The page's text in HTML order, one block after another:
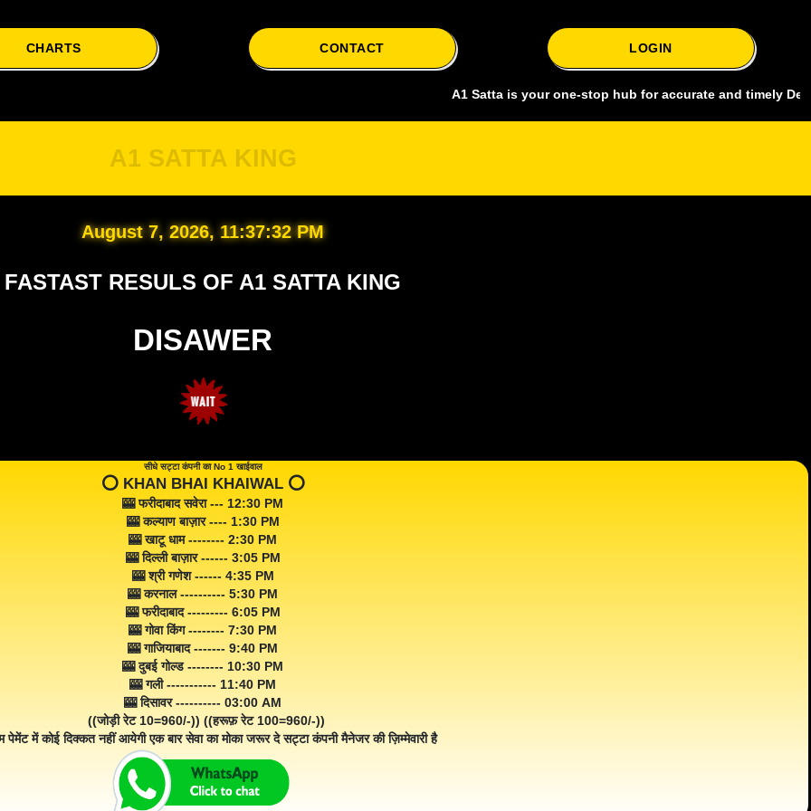
CHARTS CONTACT LOGIN
A1 Satta is your one-stop hub for accurate and timely Delhi
A1 SATTA KING
August 7, 2026, 11:37:33 PM
FASTAST RESULS OF A1 SATTA KING
DISAWER
सीधे सट्टा कंपनी का No 1 खाईवाल
⭕️ KHAN BHAI KHAIWAL ⭕️
🎰 फरीदाबाद सवेरा --- 12:30 PM
🎰 कल्याण बाज़ार ---- 1:30 PM
🎰 खाटू धाम -------- 2:30 PM
🎰 दिल्ली बाज़ार ------ 3:05 PM
🎰 श्री गणेश ------ 4:35 PM
🎰 करनाल ---------- 5:30 PM
🎰 फरीदाबाद --------- 6:05 PM
🎰 गोवा किंग -------- 7:30 PM
🎰 गाजियाबाद ------- 9:40 PM
🎰 दुबई गोल्ड -------- 10:30 PM
🎰 गली ----------- 11:40 PM
🎰 दिसावर ---------- 03:00 AM
((जोड़ी रेट 10=960/-)) ((हरूफ़ रेट 100=960/-))
पेमेंट में कोई दिक्कत नहीं आयेगी एक बार सेवा का मोका जरूर दे सट्टा कंपनी मैनेजर की ज़िम्मेवारी है